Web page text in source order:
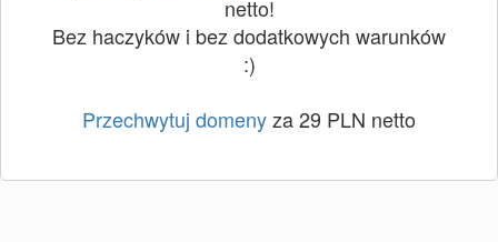
netto!
Bez haczyków i bez dodatkowych warunków
:)
Przechwytuj domenyza 29 PLN netto